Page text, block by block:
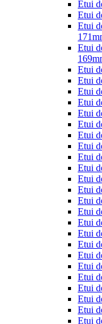
Etui
Etui
Etui
Etui
Etui
Etui
Etui
Etui
Etui
Etui
Etui
Etui
Etui
Etui
Etui
Etui
Etui
Etui
Etui
Etui
Etui
Etui
Etui
Etui
Etui
Etui
Etui
Etui